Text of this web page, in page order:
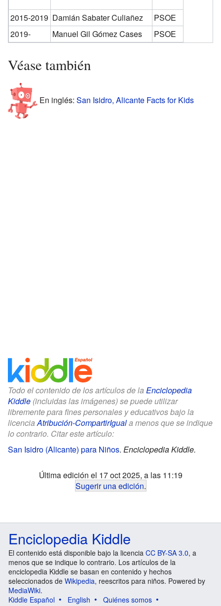
2015-2019 Damián Sabater Culiañez
PSOE
2019-
Manuel Gil Gómez Cases PSOE
Véase también
En inglés: San Isidro, Alicante Facts for Kids
Todo el contenido de los artículos de la Enciclopedia
Kiddle (incluidas las imágenes) se puede utilizar
libremente para fines personales y educativos bajo la
licenciaAtribución-CompartirIguala menos que se indique
lo contrario. Citar este artículo:
San Isidro (Alicante) para Niños. Enciclopedia Kiddle.
Última edición el 17 oct 2025, a las 11:19
Sugerir una edición.
Enciclopedia Kiddle
El contenido está disponible bajo la licencia CC BY-SA 3.0, a
menos que se indique lo contrario. Los artículos de la
enciclopedia Kiddle se basan en contenido y hechos
seleccionados de Wikipedia, reescritos para niños. Powered by
MediaWiki.
Kiddle Español
English
Quiénes somos